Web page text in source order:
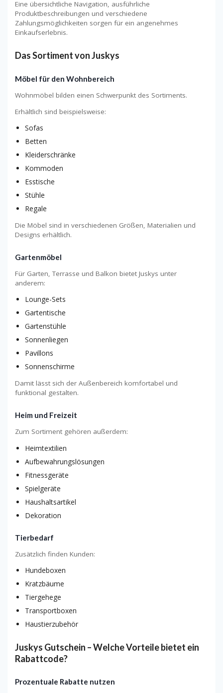
Eine übersichtliche Navigation, ausführliche
Produktbeschreibungen und verschiedene
Zahlungsmöglichkeiten sorgen für ein angenehmes
Einkaufserlebnis.
Das Sortiment von Juskys
Möbel für den Wohnbereich
Wohnmöbel bilden einen Schwerpunkt des Sortiments.
Erhältlich sind beispielsweise:
Sofas
Betten
Kleiderschränke
Kommoden
Esstische
Stühle
Regale
Die Möbel sind in verschiedenen Größen, Materialien und
Designs erhältlich.
Gartenmöbel
Für Garten, Terrasse und Balkon bietet Juskys unter
anderem:
Lounge-Sets
Gartentische
Gartenstühle
Sonnenliegen
Pavillons
Sonnenschirme
Damit lässt sich der Außenbereich komfortabel und
funktional gestalten.
Heim und Freizeit
Zum Sortiment gehören außerdem:
Heimtextilien
Aufbewahrungslösungen
Fitnessgeräte
Spielgeräte
Haushaltsartikel
Dekoration
Tierbedarf
Zusätzlich finden Kunden:
Hundeboxen
Kratzbäume
Tiergehege
Transportboxen
Haustierzubehör
Juskys Gutschein – Welche Vorteile bietet ein
Rabattcode?
Prozentuale Rabatte nutzen